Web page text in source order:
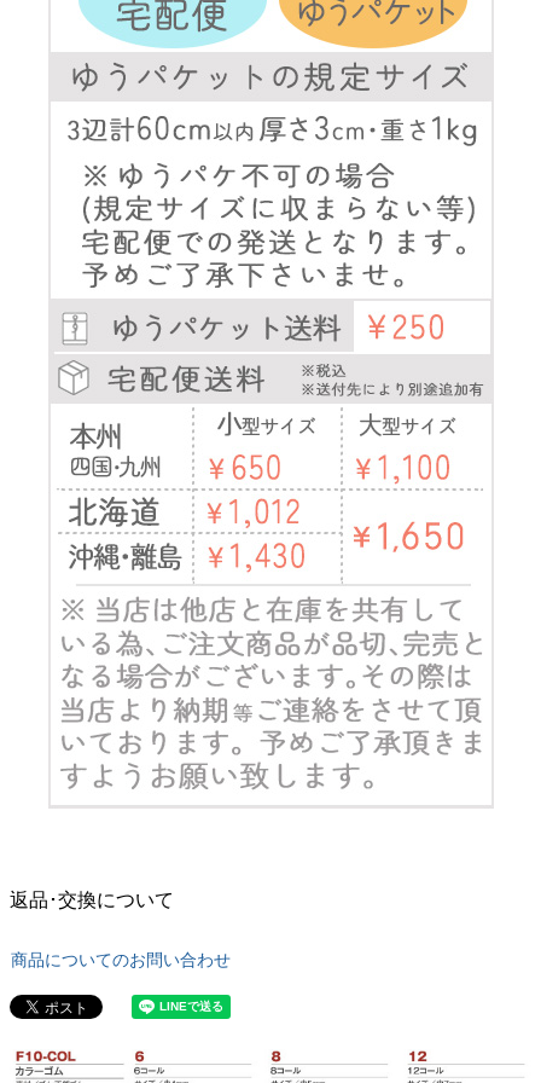
返品･交換について
商品についてのお問い合わせ